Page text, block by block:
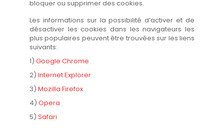
bloquer ou supprimer des cookies.
Les informations sur la possibilité d’activer et de
désactiver les cookies dans les navigateurs les
plus populaires peuvent être trouvées sur les liens
suivants:
1) Google Chrome
2) Internet Explorer
3) Mozilla Firefox
4) Opera
5) Safari